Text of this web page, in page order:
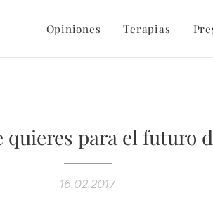
Opiniones Terapias
quieres para el futuro
16.02.2017